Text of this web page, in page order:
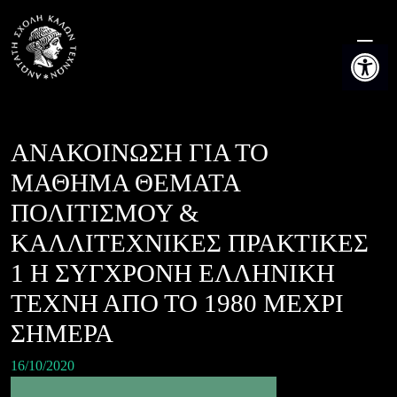
Ανοίξτε
content
ΑΝΑΚΟΙΝΩΣΗ ΓΙΑ ΤΟ
ΜΑΘΗΜΑ ΘΕΜΑΤΑ
ΠΟΛΙΤΙΣΜΟΥ &
ΚΑΛΛΙΤΕΧΝΙΚΕΣ ΠΡΑΚΤΙΚΕΣ
1 Η ΣΥΓΧΡΟΝΗ ΕΛΛΗΝΙΚΗ
ΤΕΧΝΗ ΑΠΟ ΤΟ 1980 ΜΕΧΡΙ
ΣΗΜΕΡΑ
16/10/2020